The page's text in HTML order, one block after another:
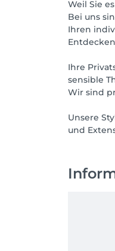
Weil Sie
Bei uns
Ihren
Ihre
sensible
Wir sind
Unsere
und